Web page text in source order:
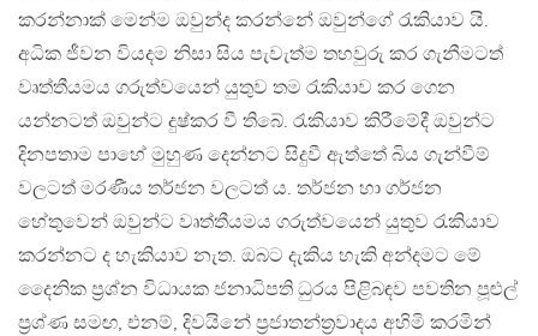
කරන්නාක් මෙන්ම ඔවුන්ද කරන්නේ ඔවුන්ගේ රැකියාව යි.
අධික ජීවන වියදම නිසා සිය පැවැත්ම තහවුරු කර ගැනීමටත්
වෘත්තීයමය ගරුත්වයෙන් යුතුව තම රැකියාව කර ගෙන
යන්නටත් ඔවුන්ට දුෂ්කර වී තිබේ. රැකියාව කිරීමේදී ඔවුන්ට
දිනපතාම පාහේ මුහුණ දෙන්නට සිදුවී ඇත්තේ බිය ගැන්වීම්
වලටත් මරණීය තර්ජන වලටත් ය. තර්ජන හා ගර්ජන
හේතුවෙන් ඔවුන්ට වෘත්තීයමය ගරුත්වයෙන් යුතුව රැකියාව
කරන්නට ද හැකියාව නැත. ඔබට දැකිය හැකි අන්දමට මේ
දෛනික ප‍්‍රශ්න විධායක ජනාධිපති ධුරය පිළිබඳව පවතින පූළුල්
ප‍්‍රශ්ණ සමඟ, එනම්, දිවයිනේ ප‍්‍රජාතන්ත‍්‍රවාදය අහිමි කරමින්